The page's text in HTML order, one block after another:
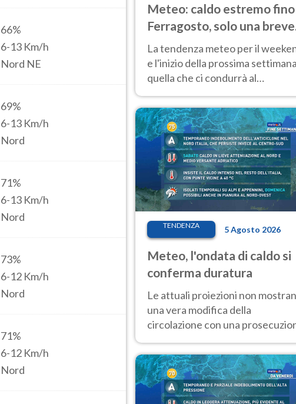
66%
6-13 Km/h
Nord NE
69%
6-13 Km/h
Nord
71%
6-13 Km/h
Nord
73%
6-12 Km/h
Nord
71%
6-12 Km/h
Nord
Meteo: caldo estremo fino
Ferragosto, solo una breve
pausa. Ecco dove
La tendenza meteo per il
e l'inizio della prossima
quella che ci condurrà al
temperature molto elevate
TENDENZA 5 Agosto 2026
Meteo, l'ondata di caldo si
conferma duratura
Le attuali proiezioni non
una vera modifica della
circolazione con una
giorni, compresa la settimana di
Ferragosto